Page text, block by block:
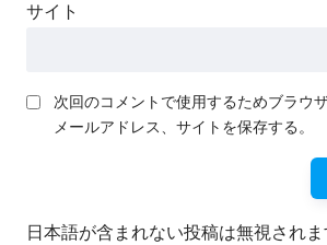
サイト
次回のコメントで使用するためブラウ
メールアドレス、サイトを保存する。
日本語が含まれない投稿は無視され